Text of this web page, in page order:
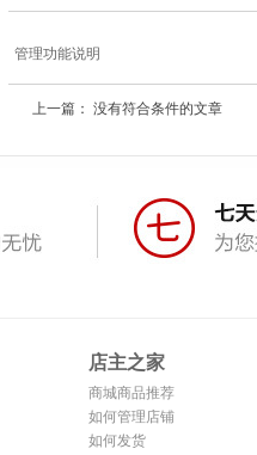
管理功能说明
上一篇： 没有符合条件的文章
店主之家
商城商品推荐
如何管理店铺
如何发货